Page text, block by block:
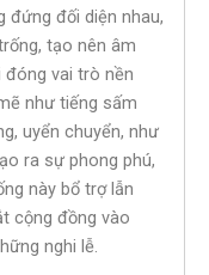
đứng đối diện nhau,
tạo nên âm
đóng vai trò nền
như tiếng sấm
uyển chuyển, như
ra sự phong phú,
này bổ trợ lẫn
cộng đồng vào
nghi lễ.